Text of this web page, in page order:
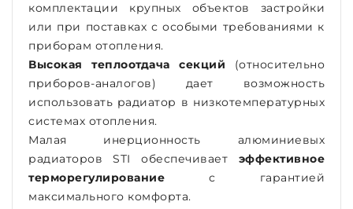
комплектации крупных объектов застройки
или при поставках с особыми требованиями к
приборам отопления.
Высокая теплоотдача секций (относительно
приборов-аналогов) дает возможность
использовать радиатор в низкотемпературных
системах отопления.
Малая инерционность алюминиевых
радиаторов STI обеспечивает эффективное
терморегулирование с гарантией
максимального комфорта.